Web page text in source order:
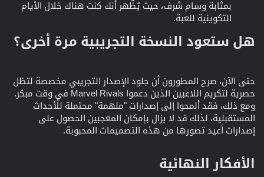
بمثابة وسام شرف، حيث يُظهر أنك كنت هناك خلال الأيام
التكوينية للعبة.
هل ستعود النسخة التجريبية مرة أخرى؟​
حتى الآن، صرح المطورون أن جلود الإصدار التجريبي مخصصة لتظل
حصرية لتكريم اللاعبين الذين دعموا Marvel Rivals في وقت مبكر.
ومع ذلك، فقد ألمحوا إلى إصدارات "ملهمة" محتملة للأحداث
المستقبلية، لذلك قد لا يزال بإمكان المعجبين الحصول على
إصدارات أعيد تصورها من هذه التصميمات المحبوبة.
الأفكار النهائية​